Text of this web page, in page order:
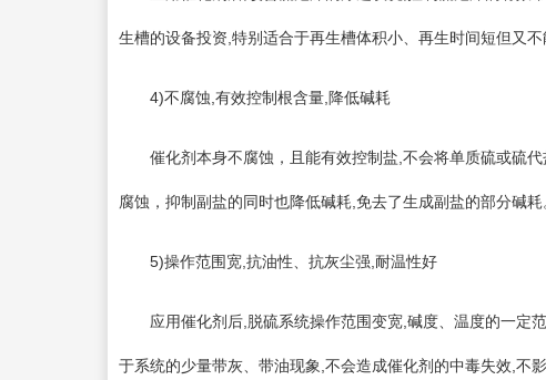
生槽的设备投资,特别适合于再生槽体积小、再生时间短但又不
4)不腐蚀,有效控制根含量,降低碱耗
催化剂本身不腐蚀，且能有效控制盐,不会将单质硫或硫代
腐蚀，抑制副盐的同时也降低碱耗,免去了生成副盐的部分碱耗
5)操作范围宽,抗油性、抗灰尘强,耐温性好
应用催化剂后,脱硫系统操作范围变宽,碱度、温度的一定
于系统的少量带灰、带油现象,不会造成催化剂的中毒失效,不